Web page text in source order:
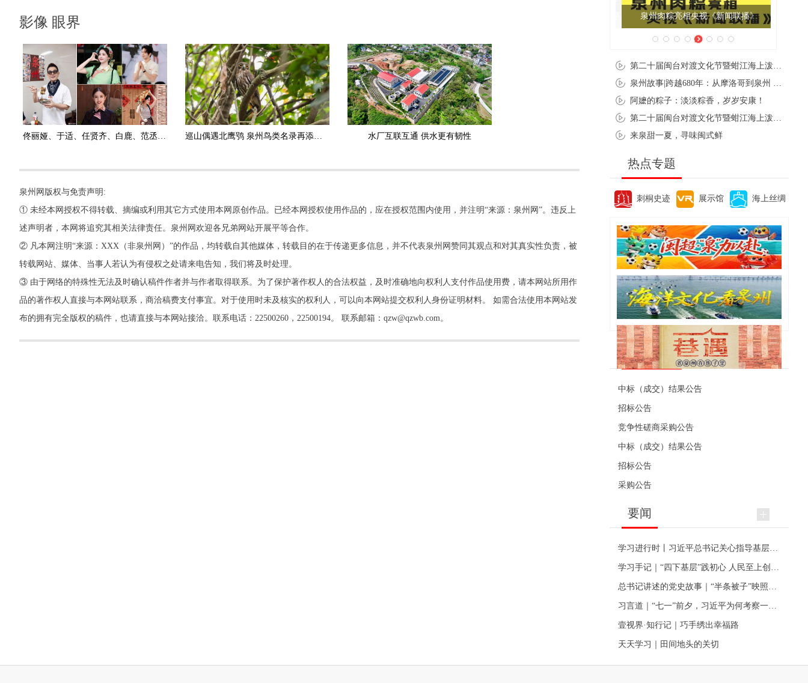
影像 眼界
佟丽娅、于适、任贤齐、白鹿、范丞丞……明星扎堆打卡 泉州星光熠熠 巡山偶遇北鹰鸮 泉州鸟类名录再添新成员 水厂互联互通 供水更有韧性
泉州网版权与免责声明:
① 未经本网授权不得转载、摘编或利用其它方式使用本网原创作品。已经本网授权使用作品的，应在授权范围内使用，并注明“来源：泉州网”。违反上
述声明者，本网将追究其相关法律责任。泉州网欢迎各兄弟网站开展平等合作。
② 凡本网注明“来源：XXX（非泉州网）”的作品，均转载自其他媒体，转载目的在于传递更多信息，并不代表泉州网赞同其观点和对其真实性负责，被
转载网站、媒体、当事人若认为有侵权之处请来电告知，我们将及时处理。
③ 由于网络的特殊性无法及时确认稿件作者并与作者取得联系。为了保护著作权人的合法权益，及时准确地向权利人支付作品使用费，请本网站所用作
品的著作权人直接与本网站联系，商洽稿费支付事宜。对于使用时未及核实的权利人，可以向本网站提交权利人身份证明材料。 如需合法使用本网站发
布的拥有完全版权的稿件，也请直接与本网站接洽。联系电话：22500260，22500194。 联系邮箱：qzw@qzwb.com。
泉州肉粽亮相央视《新闻联播》
阿嬷的粽子：淡淡粽香，岁岁安康！
来泉甜一夏，寻味闽式鲜
热点专题
刺桐史迹 展示馆 海上丝绸
便民资讯
中标（成交）结果公告
招标公告
竞争性磋商采购公告
中标（成交）结果公告
招标公告
采购公告
要闻
壹视界·知行记｜巧手绣出幸福路
天天学习｜田间地头的关切